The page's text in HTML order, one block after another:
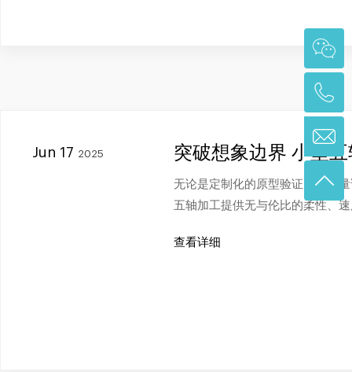
Jun 17 2025 突破想象边界 小型
无论是定制化的原型验证、小批
五轴加工提供无与伦比的柔性、
查看详细